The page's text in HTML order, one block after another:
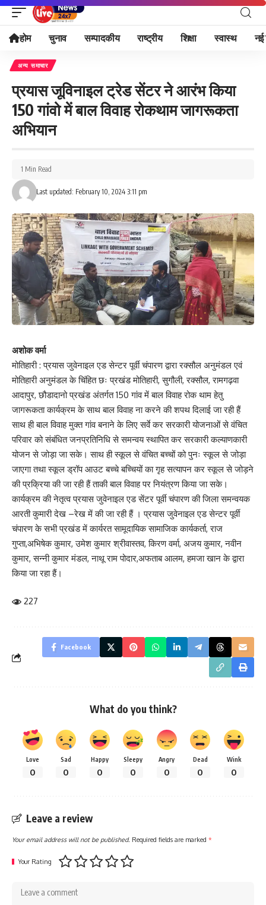
होम चुनाव सम्पादकीय राष्ट्रीय शिक्षा स्वास्थ नई
अन्य समाचार
प्रयास जूविनाइल ट्रेड सेंटर ने आरंभ किया
150 गांवो में बाल विवाह रोकथाम जागरूकता
अभियान
Last updated: February 10, 2024 3:11 pm
1 Min Read
अशोक वर्मा
मोतिहारी : प्रयास जुवेनाइल एड सेन्टर पूर्वी चंपारण द्वारा रक्सौल अनुमंडल एवं
मोतिहारी अनुमंडल के चिंहित छः प्रखंड मोतिहारी, सुगौली, रक्सौल, रामगढ़वा
आदापुर, छौडादानो प्रखंड अंतर्गत 150 गांव में बाल विवाह रोक थाम हेतु
जागरूकता कार्यक्रम के साथ बाल विवाह ना करने की शपथ दिलाई जा रही हैं
साथ ही बाल विवाह मुक्त गांव बनाने के लिए सर्वे कर सरकारी योजनाओं से वंचित
परिवार को संबंधित जनप्रतिनिधि से समन्वय स्थापित कर सरकारी कल्याणकारी
योजन से जोड़ा जा सके। साथ ही स्कूल से वंचित बच्चों को पुनः स्कूल से जोड़ा
जाएगा तथा स्कूल ड्रॉप आउट बच्चे बच्चियों का गृह सत्यापन कर स्कूल से जोड़ने
की प्रक्रिया की जा रही हैं ताकी बाल विवाह पर नियंत्रण किया जा सके।
कार्यक्रम की नेतृत्व प्रयास जुवेनाइल एड सेंटर पूर्वी चंपारण की जिला समन्वयक
आरती कुमारी देख –रेख में की जा रही हैं । प्रयास जुवेनाइल एड सेन्टर पूर्वी
चंपारण के सभी प्रखंड में कार्यरत सामूदायिक सामाजिक कार्यकर्ता, राज
गुप्ता,अभिषेक कुमार, उमेश कुमार श्रीवास्तव, किरण वर्मा, अजय कुमार, नवीन
कुमार, सन्नी कुमार मंडल, नाथू राम पोदार,अफताब आलम, हमजा खान के द्वारा
किया जा रहा हैं।
227
Facebook
What do you think?
Love
0
Sad
0
Happy
0
Sleepy
0
Angry
0
Dead
0
Wink
0
Leave a review
Your email address will not be published. Required fields are marked *
Your Rating